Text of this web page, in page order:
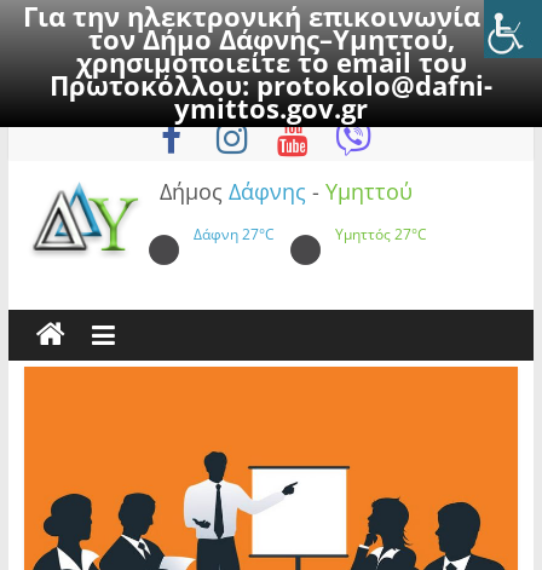
Για την ηλεκτρονική επικοινωνία με
τον Δήμο Δάφνης–Υμηττού,
χρησιμοποιείτε το email του
Πρωτοκόλλου:protokolo@dafni-
ymittos.gov.gr
to
Παρασκευή, 7 Αυγούστου 2026
Δήμος Δάφνης - Υμηττού
Δάφνη27°C Υμηττός27°C